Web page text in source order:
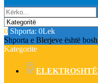
0 Shporta: 0Lek
Shporta e Blerjeve është
Kategorite